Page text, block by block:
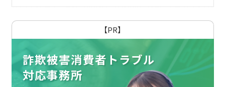
【PR】
詐欺被害消費者トラブル
対応事務所